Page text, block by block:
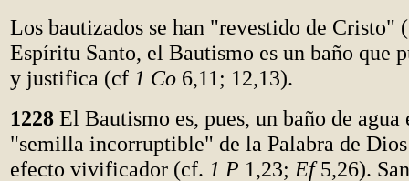
Los bautizados se han "revestido de Cristo" (
Espíritu Santo, el Bautismo es un baño que
y justifica (cf 1 Co 6,11; 12,13).
1228 El Bautismo es, pues, un baño de agua
"semilla incorruptible" de la Palabra de
efecto vivificador (cf. 1 P 1,23; Ef5,26).